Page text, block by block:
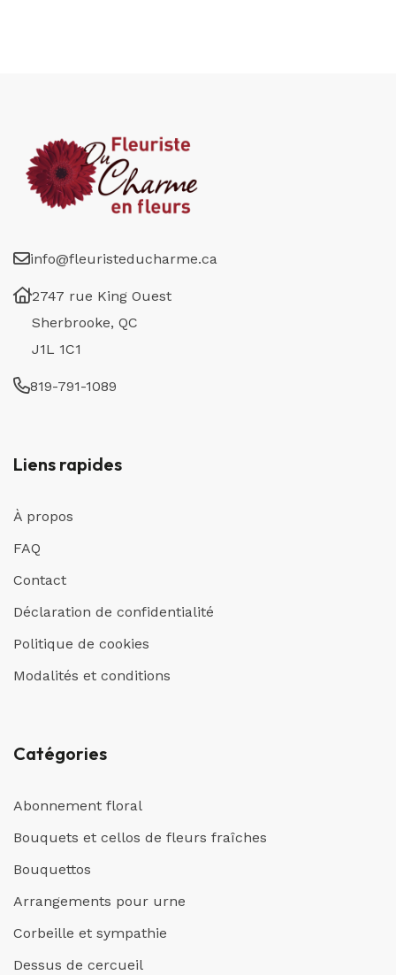
info@fleuristeducharme.ca
2747 rue King Ouest
Sherbrooke, QC
J1L 1C1
819-791-1089
Liens rapides
À propos
FAQ
Contact
Déclaration de confidentialité
Politique de cookies
Modalités et conditions
Catégories
Abonnement floral
Bouquets et cellos de fleurs fraîches
Bouquettos
Arrangements pour urne
Corbeille et sympathie
Dessus de cercueil